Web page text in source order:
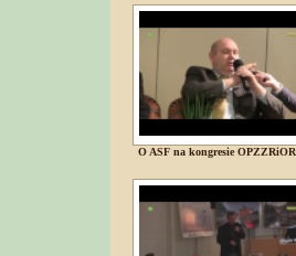
O ASF na kongresie OPZZRiOR